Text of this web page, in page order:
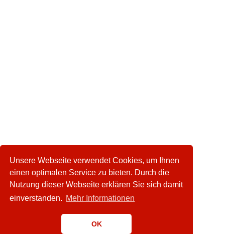
Unsere Webseite verwendet Cookies, um Ihnen
einen optimalen Service zu bieten. Durch die
Nutzung dieser Webseite erklären Sie sich damit
einverstanden. Mehr Informationen
OK